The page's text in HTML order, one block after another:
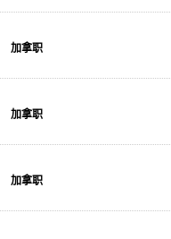
加拿职
加拿职
加拿职